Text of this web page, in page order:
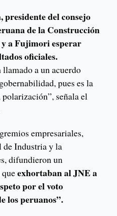
presidente del consejo
de la Construcción
a Fujimori esperar
oficiales.
a un acuerdo
pues es la
señala el
empresariales,
de Industria y la
difundieron un
exhortaban al JNE a
por el voto
los peruanos”.